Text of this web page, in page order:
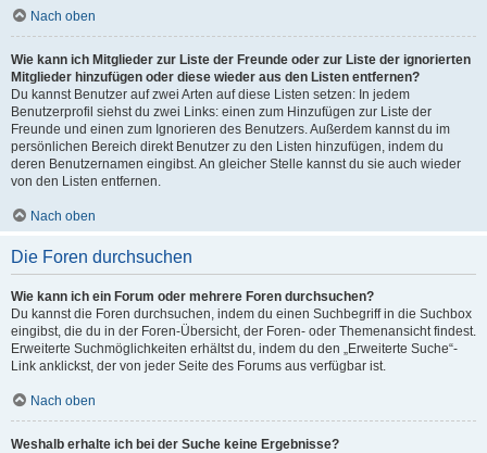
Nach oben
Wie kann ich Mitglieder zur Liste der Freunde oder zur Liste der ignorierten
Mitglieder hinzufügen oder diese wieder aus den Listen entfernen?
Du kannst Benutzer auf zwei Arten auf diese Listen setzen: In jedem
Benutzerprofil siehst du zwei Links: einen zum Hinzufügen zur Liste der
Freunde und einen zum Ignorieren des Benutzers. Außerdem kannst du im
persönlichen Bereich direkt Benutzer zu den Listen hinzufügen, indem du
deren Benutzernamen eingibst. An gleicher Stelle kannst du sie auch wieder
von den Listen entfernen.
Nach oben
Die Foren durchsuchen
Wie kann ich ein Forum oder mehrere Foren durchsuchen?
Du kannst die Foren durchsuchen, indem du einen Suchbegriff in die Suchbox
eingibst, die du in der Foren-Übersicht, der Foren- oder Themenansicht findest.
Erweiterte Suchmöglichkeiten erhältst du, indem du den „Erweiterte Suche“-
Link anklickst, der von jeder Seite des Forums aus verfügbar ist.
Nach oben
Weshalb erhalte ich bei der Suche keine Ergebnisse?